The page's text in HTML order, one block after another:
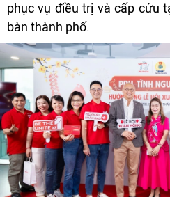
phục vụ điều trị và cấp cứu
bàn thành phố.